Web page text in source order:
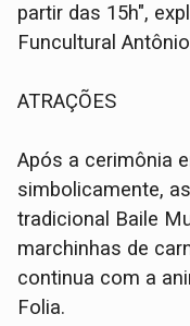
partir das 15h",
Funcultural
ATRAÇÕES
Após a cerimônia
simbolicamente,
tradicional Baile
marchinhas de
continua com a
Folia.